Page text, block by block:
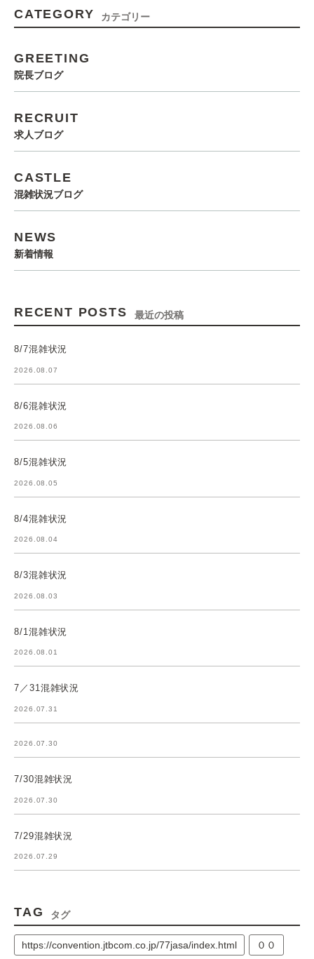
CATEGORY カテゴリー
GREETING
院長ブログ
RECRUIT
求人ブログ
CASTLE
混雑状況ブログ
NEWS
新着情報
RECENT POSTS 最近の投稿
8/7混雑状況
2026.08.07
8/6混雑状況
2026.08.06
8/5混雑状況
2026.08.05
8/4混雑状況
2026.08.04
8/3混雑状況
2026.08.03
8/1混雑状況
2026.08.01
7／31混雑状況
2026.07.31
2026.07.30
7/30混雑状況
2026.07.30
7/29混雑状況
2026.07.29
TAG タグ
https://convention.jtbcom.co.jp/77jasa/index.html ００